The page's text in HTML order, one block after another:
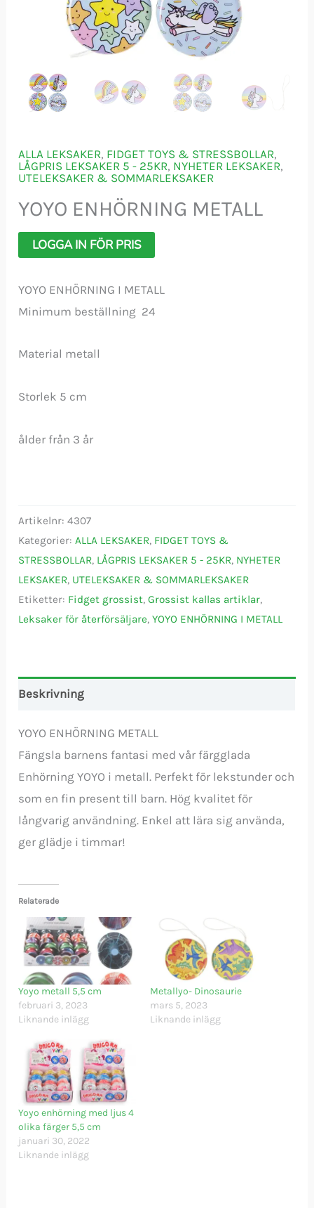
ALLA LEKSAKER, FIDGET TOYS & STRESSBOLLAR,
LÅGPRIS LEKSAKER 5 - 25KR, NYHETER LEKSAKER,
UTELEKSAKER & SOMMARLEKSAKER
YOYO ENHÖRNING METALL
LOGGA IN FÖR PRIS
YOYO ENHÖRNING I METALL
Minimum beställning 24
Material metall
Storlek 5 cm
ålder från 3 år
Artikelnr:4307
Kategorier:ALLA LEKSAKER, FIDGET TOYS &
STRESSBOLLAR, LÅGPRIS LEKSAKER 5 - 25KR, NYHETER
LEKSAKER, UTELEKSAKER & SOMMARLEKSAKER
Etiketter: Fidget grossist,Grossist kallas artiklar,
Leksaker för återförsäljare,YOYO ENHÖRNING I METALL
Beskrivning
YOYO ENHÖRNING METALL
Fängsla barnens fantasi med vår färgglada
Enhörning YOYO i metall. Perfekt för lekstunder och
som en fin present till barn. Hög kvalitet för
långvarig användning. Enkel att lära sig använda,
ger glädje i timmar!
Relaterade
Yoyo metall 5,5 cm
februari 3, 2023
Liknande inlägg
Metallyo- Dinosaurie
mars 5, 2023
Liknande inlägg
Yoyo enhörning med ljus 4
olika färger 5,5 cm
januari 30, 2022
Liknande inlägg